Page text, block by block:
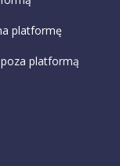
platformę
platformą